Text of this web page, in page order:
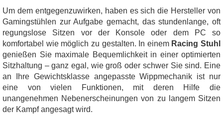
Um dem entgegenzuwirken, haben es sich die Hersteller von
Gamingstühlen zur Aufgabe gemacht, das stundenlange, oft
regungslose Sitzen vor der Konsole oder dem PC so
komfortabel wie möglich zu gestalten. In einem Racing Stuhl
genießen Sie maximale Bequemlichkeit in einer optimierten
Sitzhaltung – ganz egal, wie groß oder schwer Sie sind. Eine
an Ihre Gewichtsklasse angepasste Wippmechanik ist nur
eine von vielen Funktionen, mit deren Hilfe die
unangenehmen Nebenerscheinungen von zu langem Sitzen
der Kampf angesagt wird.